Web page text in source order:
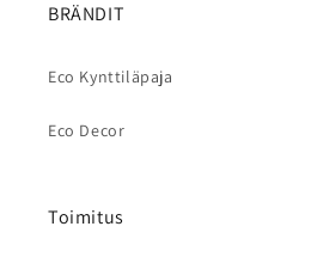
BRÄNDIT
Eco Kynttiläpaja
Eco Decor
Toimitus